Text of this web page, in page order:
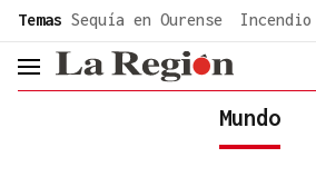
common.go-to-content
Temas Sequía en Ourense
header.menu.open
Mundo